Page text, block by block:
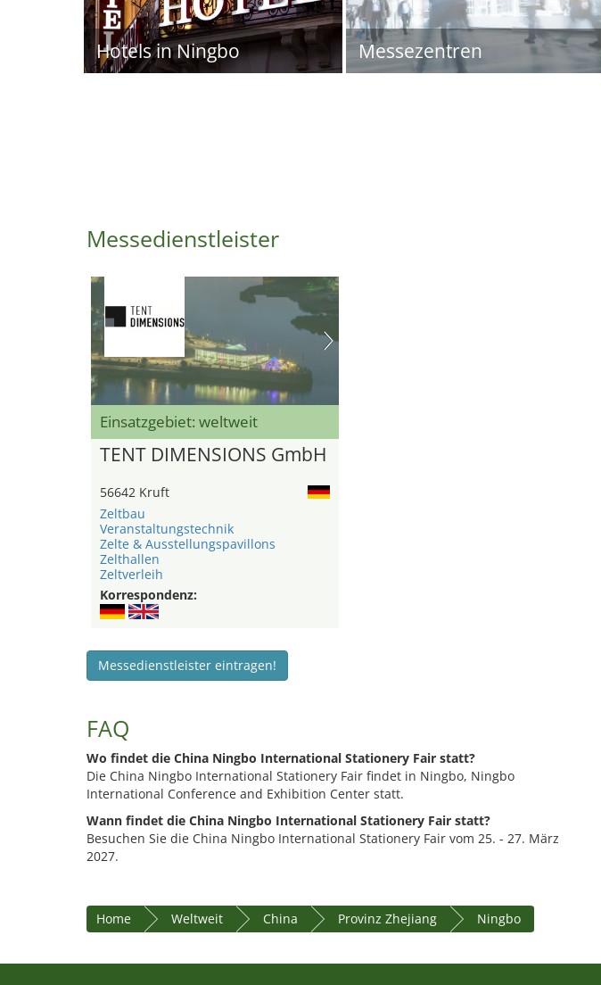
Hotels in Ningbo Messezentren
Messedienstleister
Einsatzgebiet: weltweit
TENT DIMENSIONS GmbH
56642 Kruft
Zeltbau
Veranstaltungstechnik
Zelte & Ausstellungspavillons
Zelthallen
Zeltverleih
Korrespondenz:
Messedienstleister eintragen!
FAQ
Wo findet die China Ningbo International Stationery Fair statt?
Die China Ningbo International Stationery Fair findet in Ningbo, Ningbo
International Conference and Exhibition Center statt.
Wann findet die China Ningbo International Stationery Fair statt?
Besuchen Sie die China Ningbo International Stationery Fair vom 25. - 27. März
2027.
Home Weltweit China Provinz Zhejiang Ningbo